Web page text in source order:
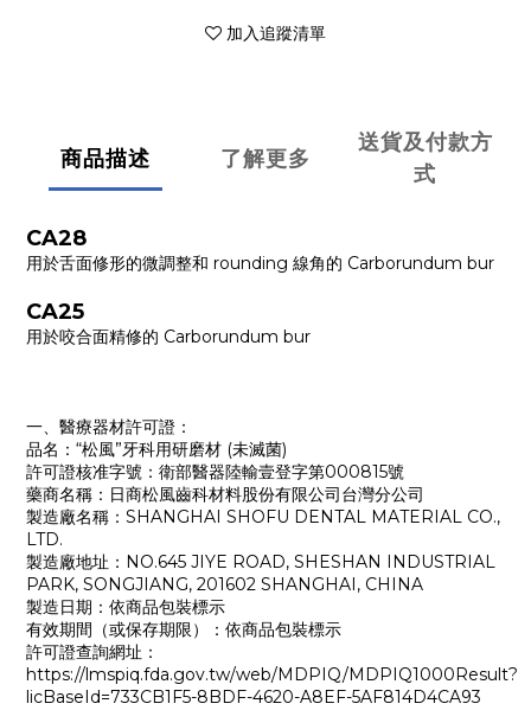
加入追蹤清單
商品描述 了解更多
送貨及付款方
式
CA28
用於舌面修形的微調整和 rounding 線角的 Carborundum bur
CA25
用於咬合面精修的 Carborundum bur
一、醫療器材許可證：
品名：“松風”牙科用研磨材 (未滅菌)
許可證核准字號：衛部醫器陸輸壹登字第000815號
藥商名稱：日商松風齒科材料股份有限公司台灣分公司
製造廠名稱：SHANGHAI SHOFU DENTAL MATERIAL CO.,
LTD.
製造廠地址：NO.645 JIYE ROAD, SHESHAN INDUSTRIAL
PARK, SONGJIANG, 201602 SHANGHAI, CHINA
製造日期：依商品包裝標示
有效期間（或保存期限）：依商品包裝標示
許可證查詢網址：
https://lmspiq.fda.gov.tw/web/MDPIQ/MDPIQ1000Result?
licBaseId=733CB1F5-8BDF-4620-A8EF-5AF814D4CA93